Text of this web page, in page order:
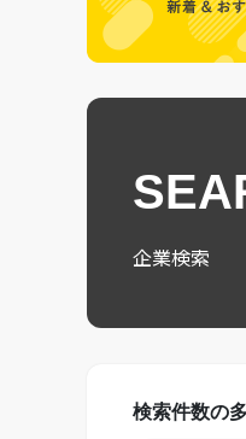
企業検索
検索件数の